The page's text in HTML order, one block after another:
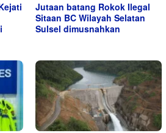
Jutaan batang Rokok Ilegal
Sitaan BC Wilayah Selatan
Sulsel dimusnahkan